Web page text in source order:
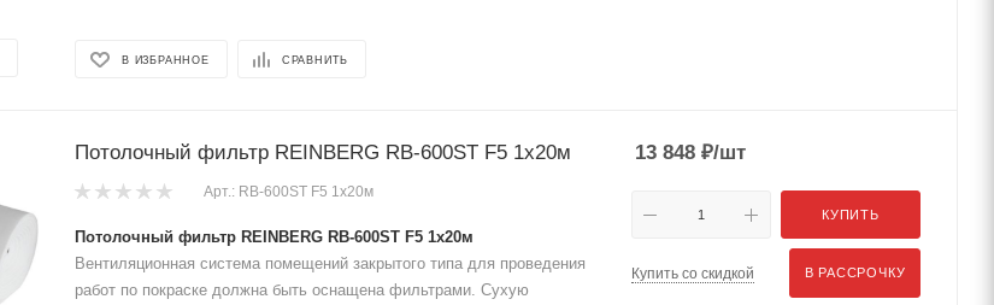
В ИЗБРАННОЕ СРАВНИТЬ
Потолочный фильтр REINBERG RB-600ST F5 1x20м
Арт.: RB-600ST F5 1x20м
Потолочный фильтр REINBERG RB-600ST F5 1x20м
Вентиляционная система помещений закрытого типа для проведения
работ по покраске должна быть оснащена фильтрами. Сухую
13 848 ₽/шт
КУПИТЬ
Купить со скидкой В РАССРОЧКУ